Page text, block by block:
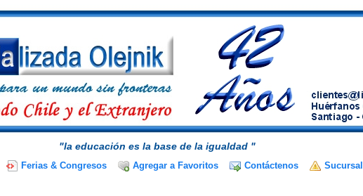
"la educación es la base de la igualdad "
Ferias & Congresos Agregar a Favoritos Contáctenos